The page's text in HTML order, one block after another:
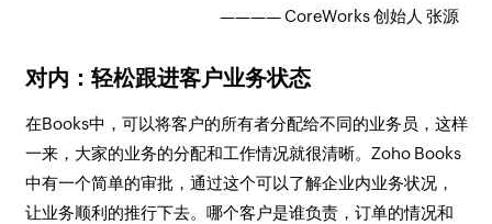
———— CoreWorks 创始人 张源
对内：轻松跟进客户业务状态
在Books中，可以将客户的所有者分配给不同的业务员，这样
一来，大家的业务的分配和工作情况就很清晰。Zoho Books
中有一个简单的审批，通过这个可以了解企业内业务状况，
让业务顺利的推行下去。哪个客户是谁负责，订单的情况和